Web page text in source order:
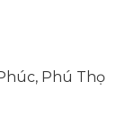
Phú Thọ